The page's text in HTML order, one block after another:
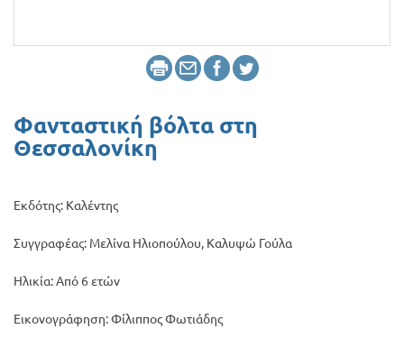
Φανταστική βόλτα στη
Θεσσαλονίκη
Εκδότης: Καλέντης
Συγγραφέας: Μελίνα Ηλιοπούλου, Καλυψώ Γούλα
Ηλικία: Από 6 ετών
Εικονογράφηση: Φίλιππος Φωτιάδης